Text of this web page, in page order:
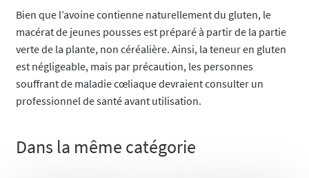
Bien que l’avoine contienne naturellement du gluten, le
macérat de jeunes pousses est préparé à partir de la partie
verte de la plante, non céréalière. Ainsi, la teneur en gluten
est négligeable, mais par précaution, les personnes
souffrant de maladie cœliaque devraient consulter un
professionnel de santé avant utilisation.
Dans la même catégorie